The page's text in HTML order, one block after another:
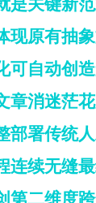
现原有抽
可自动创
章消迷茫
部署传统
连续无缝
第二维度